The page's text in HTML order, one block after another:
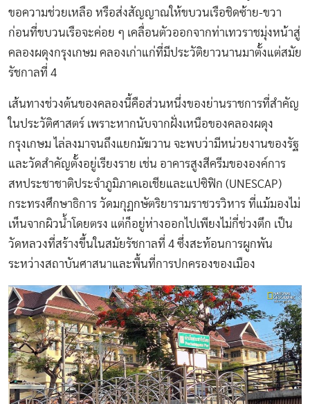
ขอความช่วยเหลือ หรือส่งสัญญาณให้ขบวนเรือชิดซ้าย-ขวา
ก่อนที่ขบวนเรือจะค่อย ๆ เคลื่อนตัวออกจากท่าเทวราชมุ่งหน้าสู่
คลองผดุงกรุงเกษม คลองเก่าแก่ที่มีประวัติยาวนานมาตั้งแต่สมัย
รัชกาลที่ 4
เส้นทางช่วงต้นของคลองนี้คือส่วนหนึ่งของย่านราชการที่สำคัญ
ในประวัติศาสตร์ เพราะหากนับจากฝั่งเหนือของคลองผดุง
กรุงเกษม ไล่ลงมาจนถึงแยกมัฆวาน จะพบว่ามีหน่วยงานของรัฐ
และวัดสำคัญตั้งอยู่เรียงราย เช่น อาคารสูงสีครีมขององค์การ
สหประชาชาติประจำภูมิภาคเอเชียและแปซิฟิก (UNESCAP)
กระทรงศึกษาธิการ วัดมกุฏกษัตริยารามราชวรวิหาร ที่แม้มองไม่
เห็นจากผิวน้ำโดยตรง แต่ก็อยู่ห่างออกไปเพียงไม่กี่ช่วงตึก เป็น
วัดหลวงที่สร้างขึ้นในสมัยรัชกาลที่ 4 ซึ่งสะท้อนการผูกพัน
ระหว่างสถาบันศาสนาและพื้นที่การปกครองของเมือง